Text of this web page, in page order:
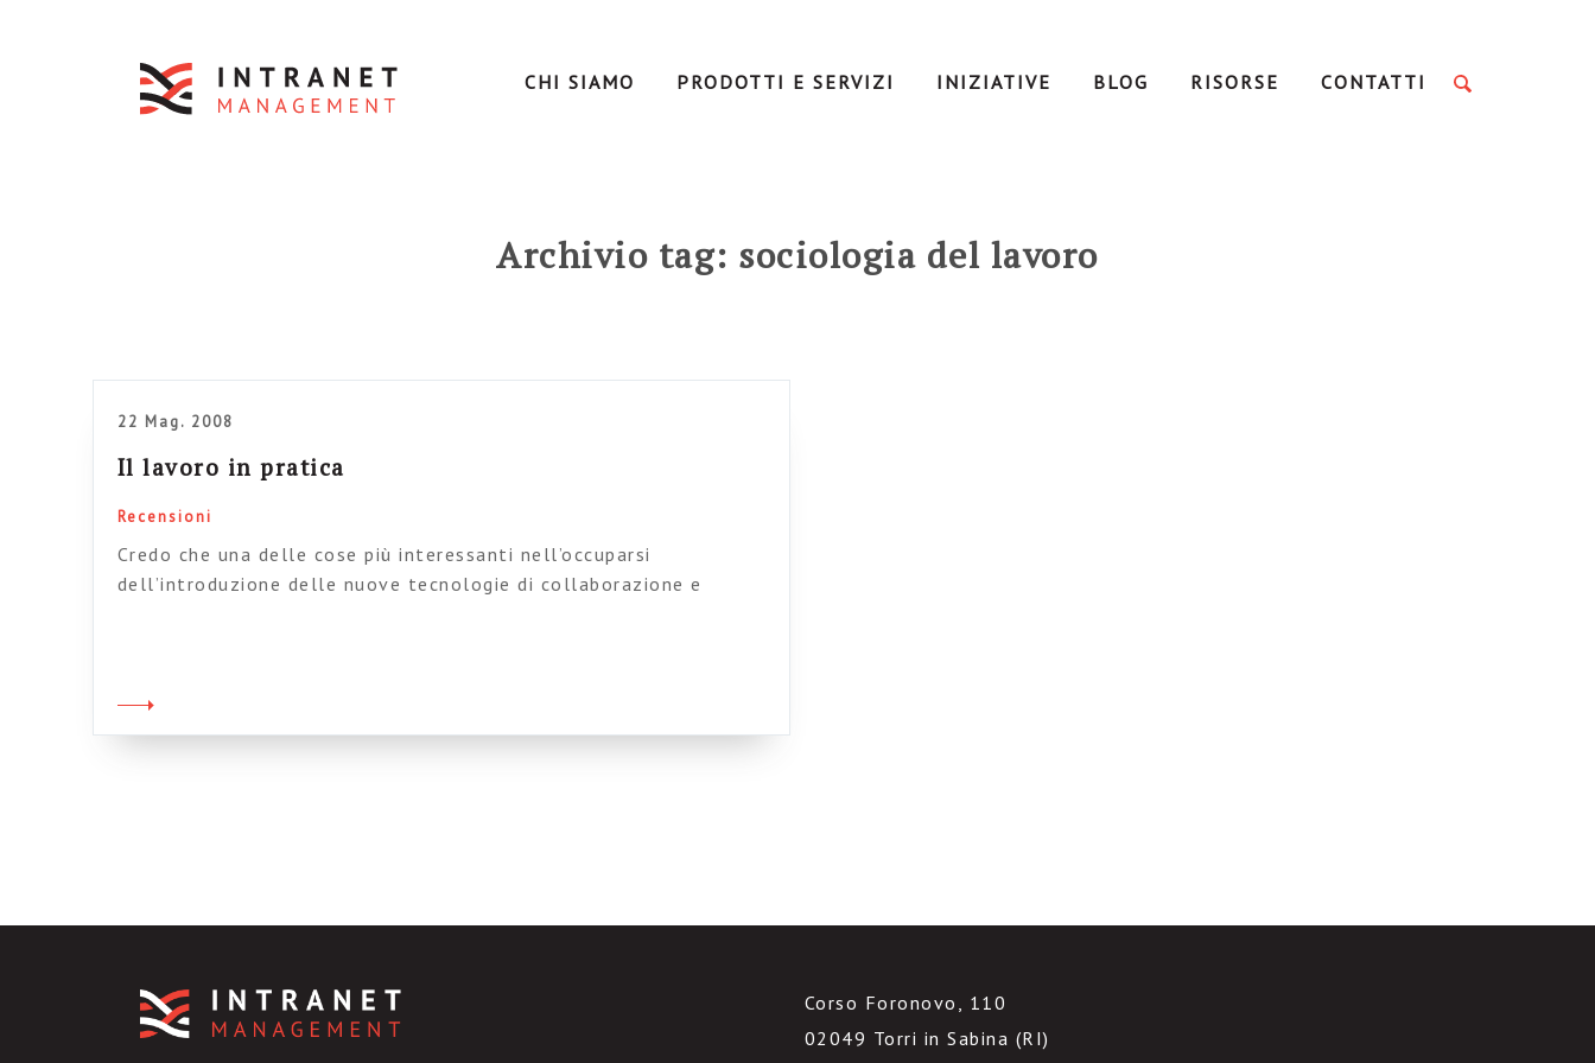
CHI SIAMO PRODOTTI E SERVIZI INIZIATIVE BLOG RISORSE CONTATTI
Archivio tag: sociologia del lavoro
22 Mag. 2008
Il lavoro in pratica
Recensioni
Credo che una delle cose più interessanti nell’occuparsi
dell’introduzione delle nuove tecnologie di collaborazione e
infatti che le tecnologie si collocano all’interno di ambienti che
sono già di per […]
Corso Foronovo, 110
02049 Torri in Sabina (RI)